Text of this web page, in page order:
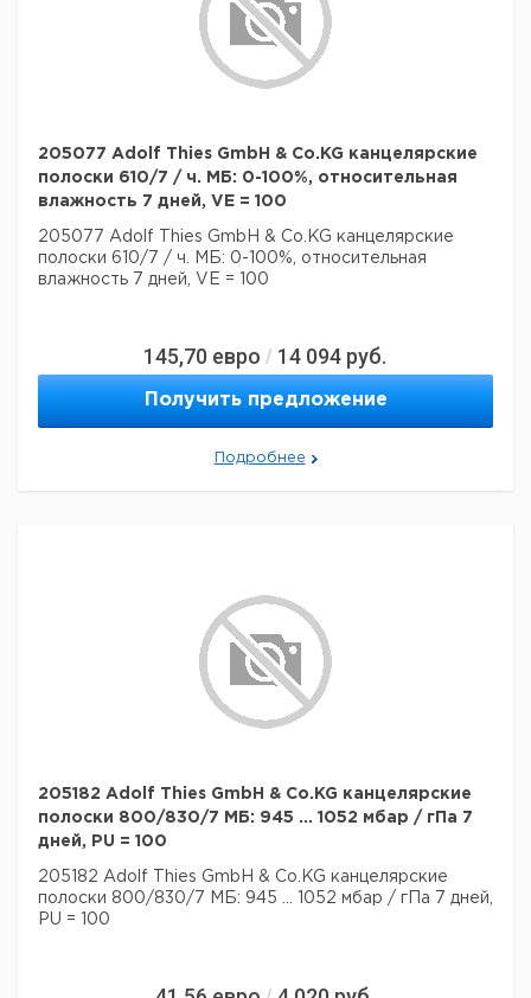
205077 Adolf Thies GmbH & Co.KG канцелярские
полоски 610/7 / ч. МБ: 0-100%, относительная
влажность 7 дней, VE = 100
205077 Adolf Thies GmbH & Co.KG канцелярские
полоски 610/7 / ч. МБ: 0-100%, относительная
влажность 7 дней, VE = 100
145,70 евро / 14 094 руб.
Получить предложение
Подробнее
205182 Adolf Thies GmbH & Co.KG канцелярские
полоски 800/830/7 МБ: 945 ... 1052 мбар / гПа 7
дней, PU = 100
205182 Adolf Thies GmbH & Co.KG канцелярские
полоски 800/830/7 МБ: 945 ... 1052 мбар / гПа 7 дней,
PU = 100